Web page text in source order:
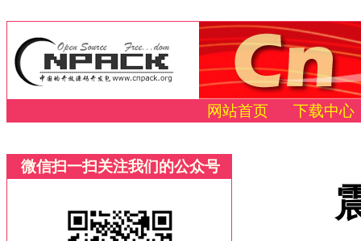
网站首页 下载中心
微信扫一扫关注我们的公众号